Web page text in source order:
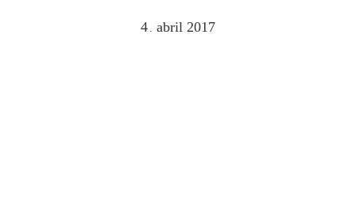
4 . abril 2017